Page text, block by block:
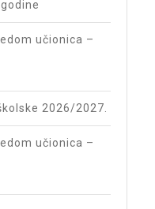
učionica –
2026/2027.
učionica –